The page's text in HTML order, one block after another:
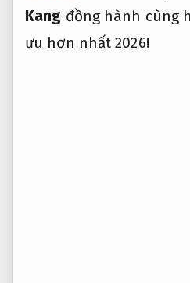
Kang đồng hành cùng
ưu hơn nhất 2026!